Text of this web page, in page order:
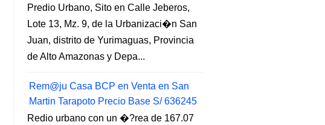
Predio Urbano, Sito en Calle Jeberos,
Lote 13, Mz. 9, de la Urbanizaci�n San
Juan, distrito de Yurimaguas, Provincia
de Alto Amazonas y Depa...
Rem@ju Casa BCP en Venta en San
Martin Tarapoto Precio Base S/ 636245
Redio urbano con un �?rea de 167.07